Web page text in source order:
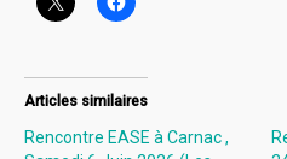
Articles similaires
Rencontre EASE à Carnac ,